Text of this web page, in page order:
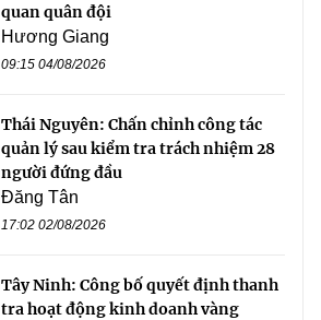
quan quân đội
Hương Giang
09:15 04/08/2026
Thái Nguyên: Chấn chỉnh công tác
quản lý sau kiểm tra trách nhiệm 28
người đứng đầu
Đăng Tân
17:02 02/08/2026
Tây Ninh: Công bố quyết định thanh
tra hoạt động kinh doanh vàng